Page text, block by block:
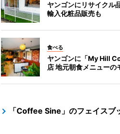
ヤンゴンにリサイクル
輸入化粧品販売も
食べる
ヤンゴンに「My Hill
店 地元朝食メニューの
「Coffee Sine」のフェイスブ